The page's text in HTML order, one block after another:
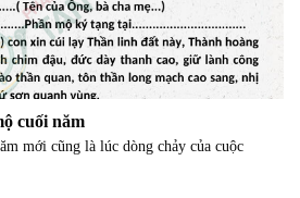
cuối năm
mới cũng là lúc dòng chảy của cuộc